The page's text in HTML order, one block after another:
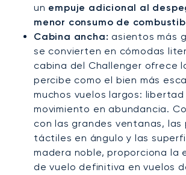
un empuje adicional al
menor consumo de
Cabina ancha: asientos más
se convierten en cómodas
cabina del Challenger ofrece
percibe como el bien más
muchos vuelos largos: libertad
movimiento en abundancia.
con las grandes ventanas, las
táctiles en ángulo y las
madera noble, proporciona la
de vuelo definitiva en vuelos